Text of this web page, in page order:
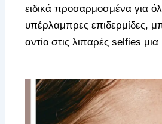
ειδικά προσαρμοσμένα για
υπέρλαμπρες επιδερμίδες,
αντίο στις λιπαρές selfies μια